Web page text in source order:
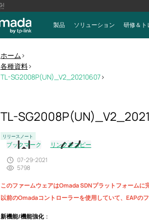
製品 ソリューション 研修＆ト
ホーム >
各種資料>
TL-SG2008P(UN)_V2_20210607>
TL-
リリースノート
ブックマーク
リンクをコピー
07-29-2021
5798
このファームウェアはOmada SDNプラットフォーム
以前のOmadaコントローラーを使用していて、EAPの
新機能/機能強化：